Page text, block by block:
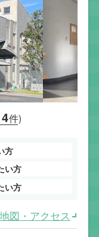
4件)
方
い方
い方
地図・アクセス